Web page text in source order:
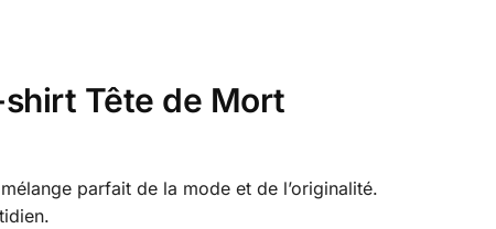
Tête de Mort
parfait de la mode et de l’originalité.